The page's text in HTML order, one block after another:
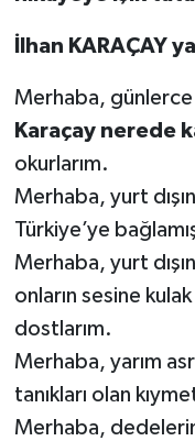
İlhan KARAÇAY
Merhaba,
Karaçay nerede
okurlarım.
Merhaba, yurt
Türkiye’ye
Merhaba, yurt
onların sesine
dostlarım.
Merhaba, yarım
tanıkları olan
Merhaba,